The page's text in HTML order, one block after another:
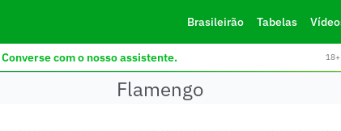
Brasileirão Tabelas
Converse com o nosso assistente.
Flamengo